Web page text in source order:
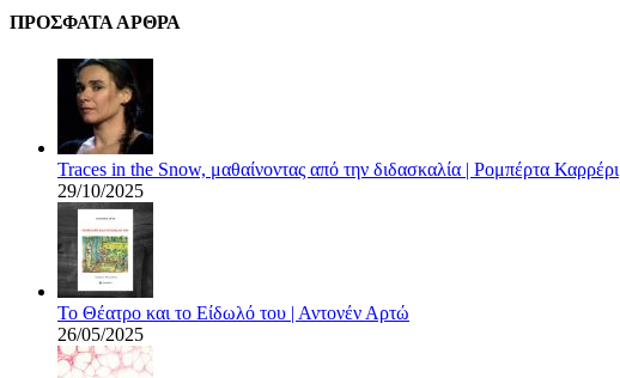
ΠΡΟΣΦΑΤΑ ΑΡΘΡΑ
Traces in the Snow, μαθαίνοντας από την διδασκαλία | Ρομπέρτα Καρρέρι
29/10/2025
Το Θέατρο και το Είδωλό του | Αντονέν Αρτώ
26/05/2025